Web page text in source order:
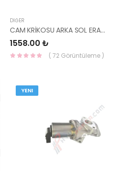
DIĞER
CAM KRİKOSU ARKA SOL ERA/RİO 83401-1G010-YS
1558.00 ₺
( 72 Görüntüleme )
YENI